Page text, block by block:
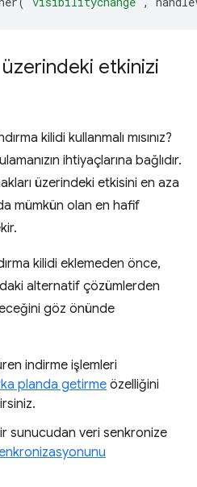
üzerindeki etkinizi
kilidi kullanmalı mısınız?
ihtiyaçlarına bağlıdır.
üzerindeki etkisini en aza
mümkün olan en hafif
kilidi eklemeden önce,
alternatif çözümlerden
göz önünde
indirme işlemleri
planda getirme özelliğini
sunucudan veri senkronize